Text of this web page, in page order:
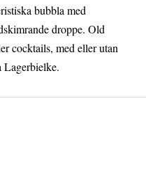
bubbla med
droppe. Old
cocktails, med eller utan
Lagerbielke.